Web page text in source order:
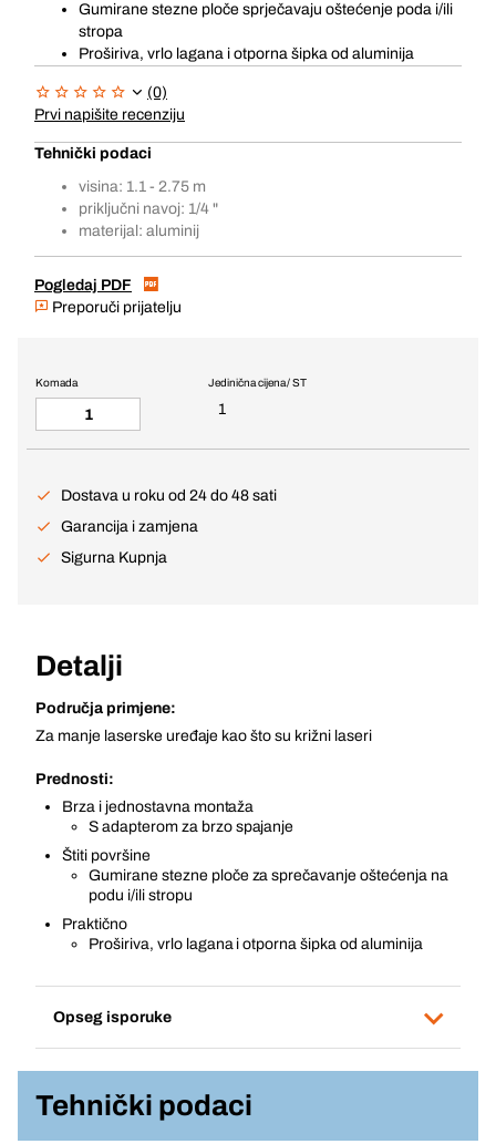
Gumirane stezne ploče sprječavaju oštećenje poda i/ili
stropa
Proširiva, vrlo lagana i otporna šipka od aluminija
(0)
Prvi napišite recenziju
Tehnički podaci
visina: 1.1 - 2.75 m
priključni navoj: 1/4 "
materijal: aluminij
Pogledaj PDF
Preporuči prijatelju
Jedinična cijena / ST
1
Komada
Dostava u roku od 24 do 48 sati
Garancija i zamjena
Sigurna Kupnja
Detalji
Područja primjene:
Za manje laserske uređaje kao što su križni laseri
Prednosti:
Brza i jednostavna montaža
S adapterom za brzo spajanje
Štiti površine
Gumirane stezne ploče za sprečavanje oštećenja na
podu i/ili stropu
Praktično
Proširiva, vrlo lagana i otporna šipka od aluminija
Opseg isporuke
Tehnički podaci